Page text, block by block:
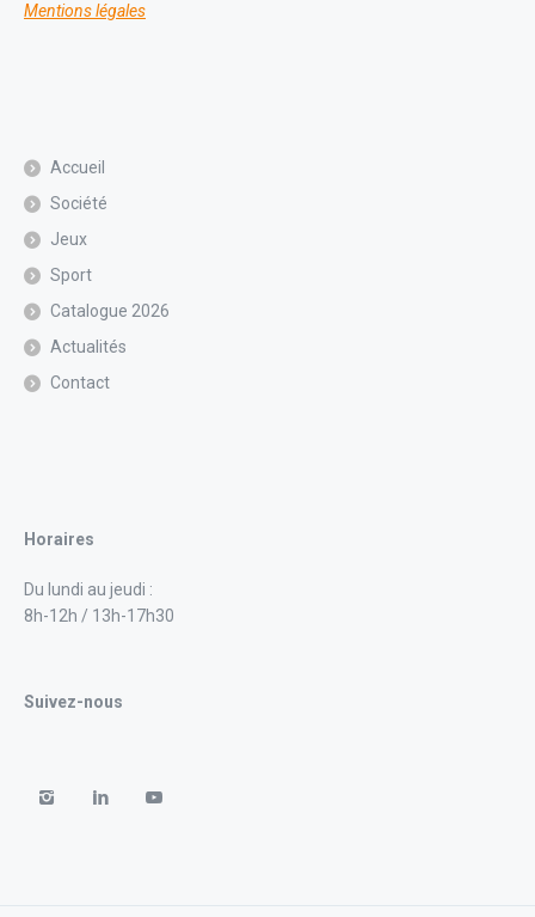
Mentions légales
Accueil
Société
Jeux
Sport
Catalogue 2026
Actualités
Contact
Horaires
Du lundi au jeudi :
8h-12h / 13h-17h30
Suivez-nous